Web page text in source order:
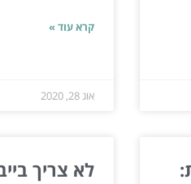
קרא עוד »
אוג 28, 2020
לא צריך